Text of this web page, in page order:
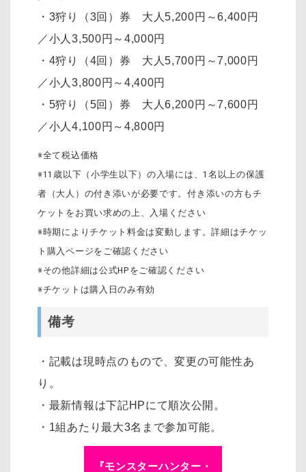
・3狩り（3回）券 大人5,200円～6,400円
／小人3,500円～4,000円
・4狩り（4回）券 大人5,700円～7,000円
／小人3,800円～4,400円
・5狩り（5回）券 大人6,200円～7,600円
／小人4,100円～4,800円
※全て税込価格
※11歳以下（小学生以下）の入場には、1名以上の保護
者（大人）の付き添いが必要です。付き添いの方もチ
ケットをお買い求めの上、入場ください
※時期によりチケット料金は変動します。詳細はチケッ
ト購入ページをご確認ください
※その他詳細は公式HPをご確認ください
※チケットは購入日のみ有効
備考
・記載は現時点のもので、変更の可能性あ
り。
・最新情報は下記HPにて順次公開。
・1組あたり最大3名まで参加可能。
『モンスターハンター・